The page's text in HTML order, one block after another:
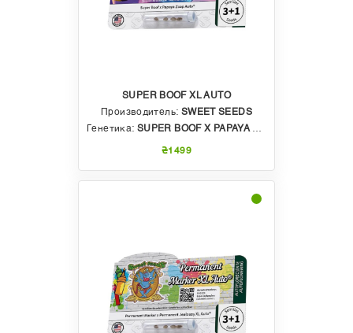
SUPER BOOF XL AUTO
Производитель: SWEET SEEDS
Генетика: SUPER BOOF X PAPAYA ZOAP AUTO
₴1499